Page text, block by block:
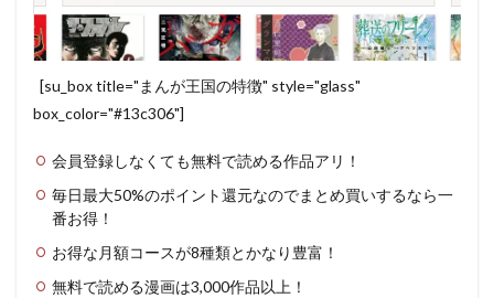
[su_box title="まんが王国の特徴" style="glass"
box_color="#13c306"]
会員登録しなくても無料で読める作品アリ！
毎日最大50%のポイント還元なのでまとめ買いするなら一
番お得！
お得な月額コースが8種類とかなり豊富！
無料で読める漫画は3,000作品以上！